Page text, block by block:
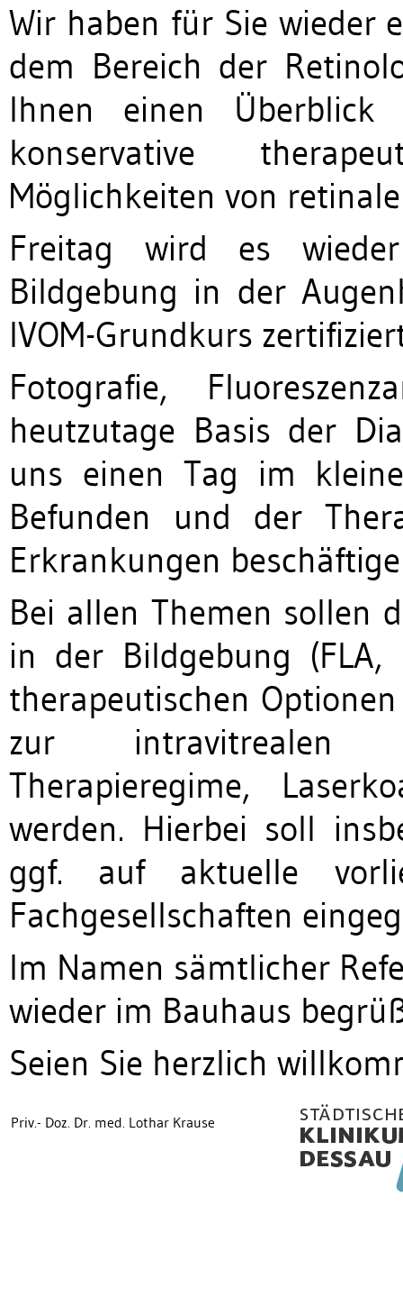
Wir haben für Sie wieder
dem Bereich der
Ihnen einen
konservative
Möglichkeiten von
Freitag wird es
Bildgebung in der
IVOM-Grundkurs
Fotografie,
heutzutage Basis der
uns einen Tag im
Befunden und der
Erkrankungen
Bei allen Themen sollen
in der Bildgebung (FLA,
therapeutischen
zur intravitrealen
Therapieregime,
werden. Hierbei soll
ggf. auf aktuelle
Fachgesellschaften
Im Namen sämtlicher
wieder im Bauhaus
Seien Sie herzlich
Priv.- Doz. Dr. med. Lothar Krause